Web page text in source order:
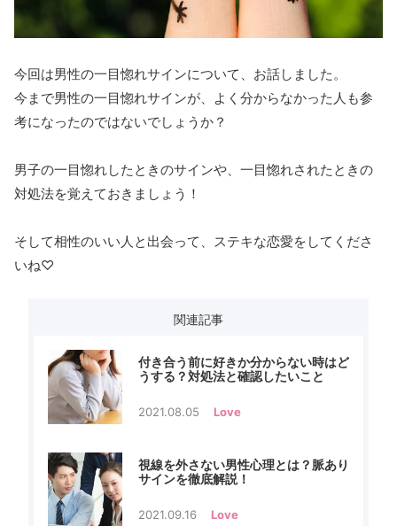
今回は男性の一目惚れサインについて、お話しました。
今まで男性の一目惚れサインが、よく分からなかった人も参
考になったのではないでしょうか？
男子の一目惚れしたときのサインや、一目惚れされたときの
対処法を覚えておきましょう！
そして相性のいい人と出会って、ステキな恋愛をしてくださ
いね♡
関連記事
付き合う前に好きか分からない時はど
うする？対処法と確認したいこと
2021.08.05 Love
視線を外さない男性心理とは？脈あり
サインを徹底解説！
2021.09.16 Love